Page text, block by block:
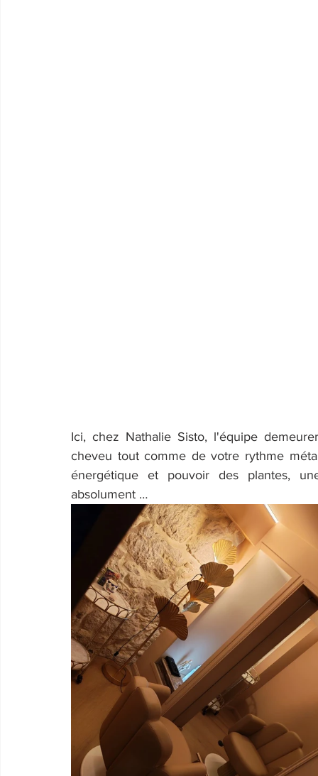
Ici, chez Nathalie Sisto, l'équipe
cheveu tout comme de votre rythme
énergétique et pouvoir des plantes,
absolument …